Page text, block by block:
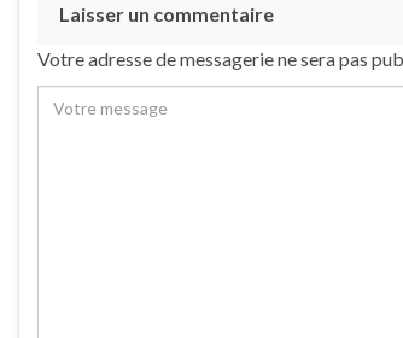
Laisser un commentaire
Votre adresse de messagerie ne sera pas